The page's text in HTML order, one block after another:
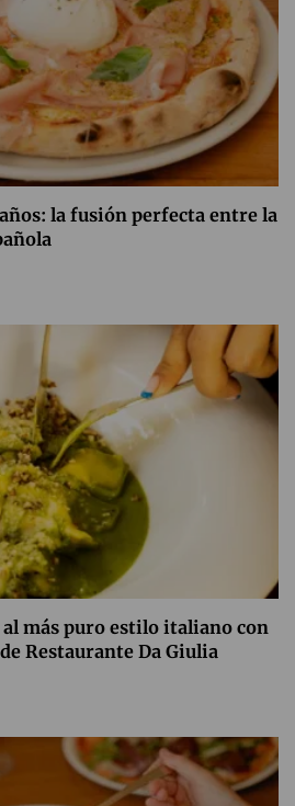
la fusión perfecta entre la
al más puro estilo italiano con
Restaurante Da Giulia